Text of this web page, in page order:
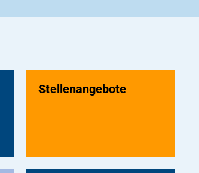
Stellenangebote